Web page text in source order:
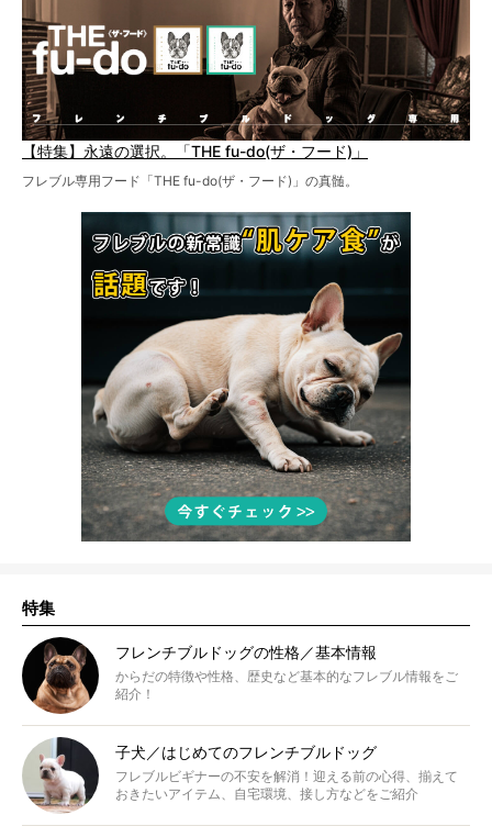
【特集】永遠の選択。「THE fu-do(ザ・フード)」
フレブル専用フード「THE fu-do(ザ・フード)」の真髄。
特集
フレンチブルドッグの性格／基本情報
からだの特徴や性格、歴史など基本的なフレブル情報をご
紹介！
子犬／はじめてのフレンチブルドッグ
フレブルビギナーの不安を解消！迎える前の心得、揃えて
おきたいアイテム、自宅環境、接し方などをご紹介